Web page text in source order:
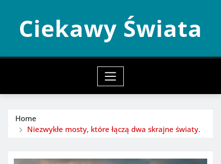
contentCiekawy Świata
Home
Niezwykłe mosty, które łączą dwa skrajne światy.